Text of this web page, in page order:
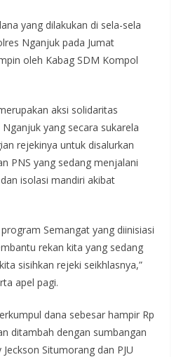
yang dilakukan di sela-sela
Nganjuk pada Jumat
oleh Kabag SDM Kompol
aksi solidaritas
yang secara sukarela
rejekinya untuk disalurkan
PNS yang sedang menjalani
isolasi mandiri akibat
Semangat yang diinisiasi
rekan kita yang sedang
sisihkan rejeki seikhlasnya,”
apel pagi.
dana sebesar hampir Rp
ditambah dengan sumbangan
Situmorang dan PJU